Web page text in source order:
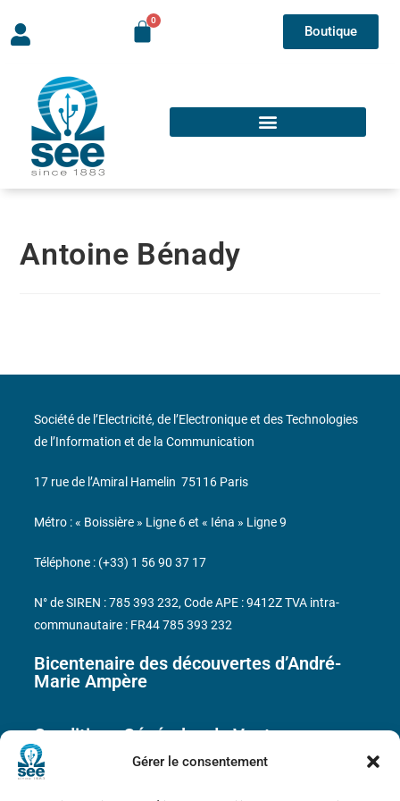
Gérer le consentement
Boutique
Antoine Bénady
Bicentenaire des découvertes d’André-
Marie Ampère
Conditions Générales de Vente
Société de l’Electricité, de l’Electronique et des Technologies
de l’Information et de la Communication
17 rue de l’Amiral Hamelin 75116 Paris
Métro : « Boissière » Ligne 6 et « Iéna » Ligne 9
Téléphone : (+33) 1 56 90 37 17
N° de SIREN : 785 393 232, Code APE : 9412Z TVA intra-
communautaire : FR44 785 393 232